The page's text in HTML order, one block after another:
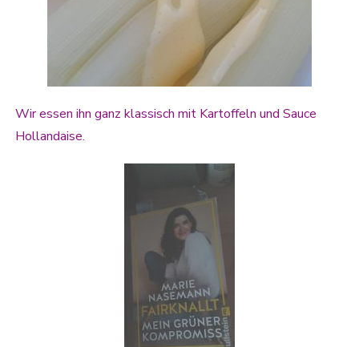
Wir essen ihn ganz klassisch mit Kartoffeln und Sauce
Hollandaise.